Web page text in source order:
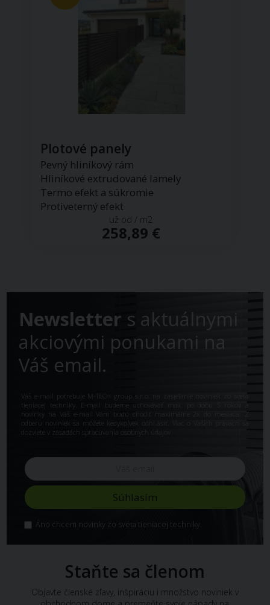
Plotové panely
Pevný hliníkový rám
Hliníkové extrudované lamely
Termo efekt a súkromie
Protiveterný efekt
už od / m2
258,89 €
Newsletter s aktuálnymi
akciovými ponukami na
Váš email.
Váš e-mail potrebuje M-TECH group s.r.o. na zasielanie noviniek zo sveta
tieniacej techniky. E-mail budeme uchovávať max. po dobu 5 rokov a
novinky na Váš e-mail Vám budú chodiť maximálne 2x do mesiaca. Z
odberu noviniek sa môžete kedykoľvek odhl.ásiť. Viac o Vašich právach sa
dozviete v zásadách spracúvania osobných údajov
Áno chcem novinky zo sveta tieniacej techniky.
Staňte sa členom
Objavte členské zľavy, inšpiráciu i množstvo noviniek v